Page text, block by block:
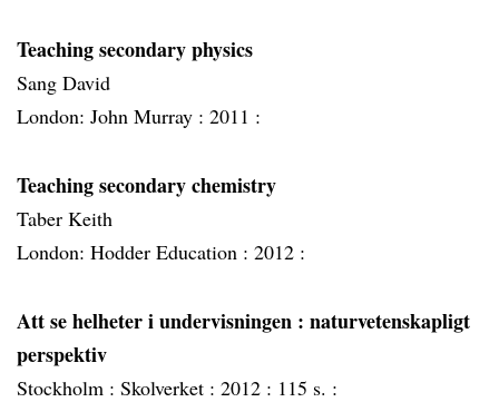
Teaching secondary physics
Sang David
London: John Murray : 2011 :
Teaching secondary chemistry
Taber Keith
London: Hodder Education : 2012 :
Att se helheter i undervisningen : naturvetenskapligt
perspektiv
Stockholm : Skolverket : 2012 : 115 s. :